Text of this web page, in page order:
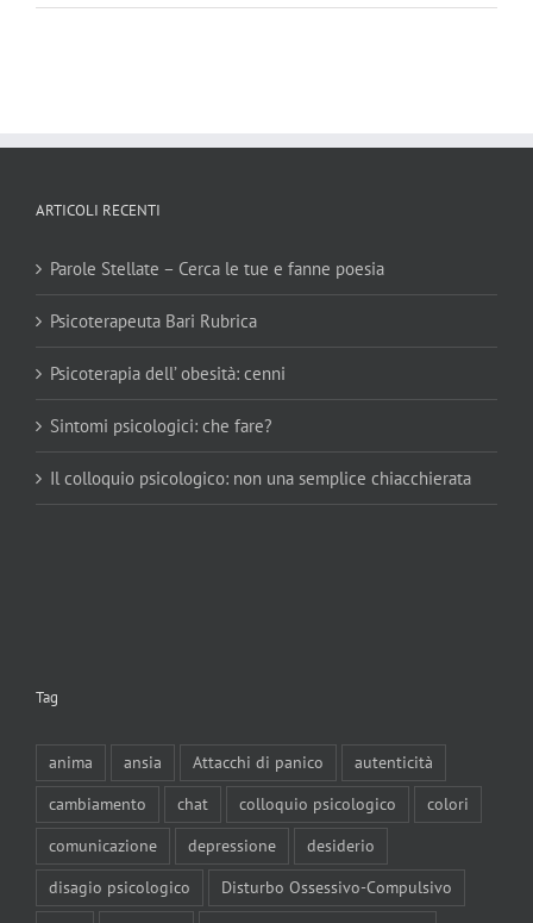
ARTICOLI RECENTI
Parole Stellate – Cerca le tue e fanne poesia
Psicoterapeuta Bari Rubrica
Psicoterapia dell’ obesità: cenni
Sintomi psicologici: che fare?
Il colloquio psicologico: non una semplice chiacchierata
Tag
anima ansia Attacchi di panico
autenticità
cambiamento
chat colloquio psicologico
colori
comunicazione
depressione
desiderio
disagio psicologico
Disturbo Ossessivo-Compulsivo